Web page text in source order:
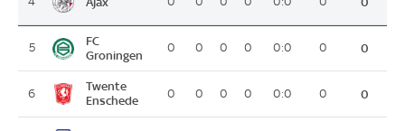
5
FC
Groningen
0 0 0 0 0:0 0 0
6
Twente
Enschede
0 0 0 0 0:0 0 0